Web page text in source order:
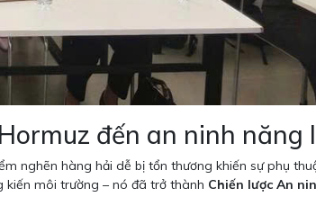
đến an ninh năng
nghẽn hàng hải dễ bị tổn thương khiến sự phụ
kiến môi trường – nó đã trở thành Chiến lược An